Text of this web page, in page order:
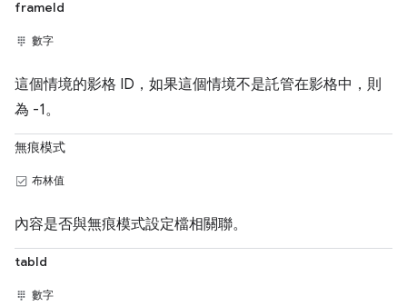
frameId
數字
這個情境的影格 ID，如果這個情境不是託管在影格中，則
為 -1。
無痕模式
布林值
內容是否與無痕模式設定檔相關聯。
tabId
數字